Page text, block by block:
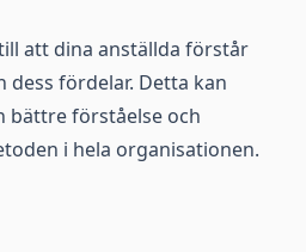
att dina anställda förstår
fördelar. Detta kan
bättre förståelse och
i hela organisationen.